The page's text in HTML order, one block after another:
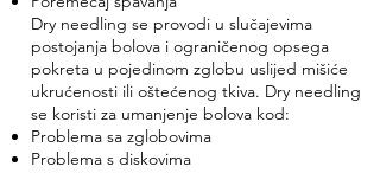
Dry needling se provodi u slučajevima
postojanja bolova i ograničenog opsega
pokreta u pojedinom zglobu uslijed mišiće
ukrućenosti ili oštećenog tkiva. Dry needling
se koristi za umanjenje bolova kod:
Problema sa zglobovima
Problema s diskovima